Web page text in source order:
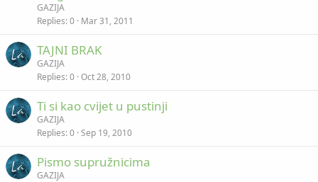
GAZIJA
Replies 0 Mar 31, 2011
TAJNI BRAK
GAZIJA
Replies 0 Oct 28, 2010
Ti si kao cvijet u pustinji
GAZIJA
Replies 0 Sep 19, 2010
Pismo supružnicima
GAZIJA